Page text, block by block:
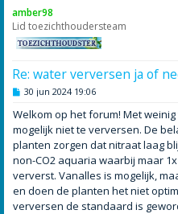
amber98
Lid toezichthoudersteam
Re: water verversen ja of
B
r
c
h
30 jun 2024 19:06
Welkom op het forum! Met
mogelijk niet te verversen. De
planten zorgen dat nitraat laag
non-CO2 aquaria waarbij maar
ververst. Vanalles is mogelijk,
en doen de planten het niet
verversen de standaard is